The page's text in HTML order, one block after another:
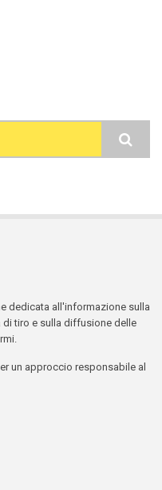
dedicata all'informazione sulla
di tiro e sulla diffusione delle
un approccio responsabile al